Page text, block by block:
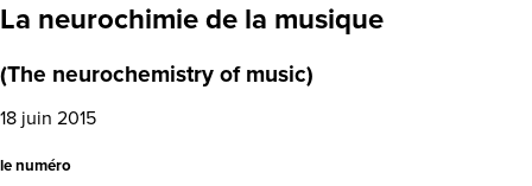
La neurochimie de la musique
(The neurochemistry of music)
18 juin 2015
le numéro